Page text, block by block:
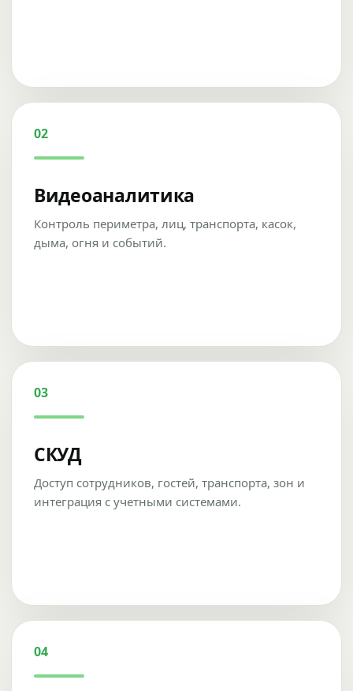
02
Видеоаналитика
Контроль периметра, лиц, транспорта, касок,
дыма, огня и событий.
03
СКУД
Доступ сотрудников, гостей, транспорта, зон и
интеграция с учетными системами.
04